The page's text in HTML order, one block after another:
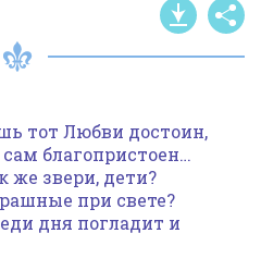
тот Любви достоин,
благопристоен…
же звери, дети?
при свете?
дня погладит и